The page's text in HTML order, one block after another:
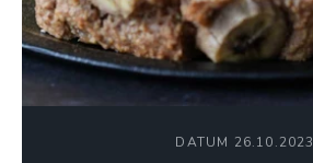
DATUM 26.10.2023